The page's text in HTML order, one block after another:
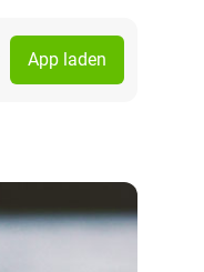
App laden